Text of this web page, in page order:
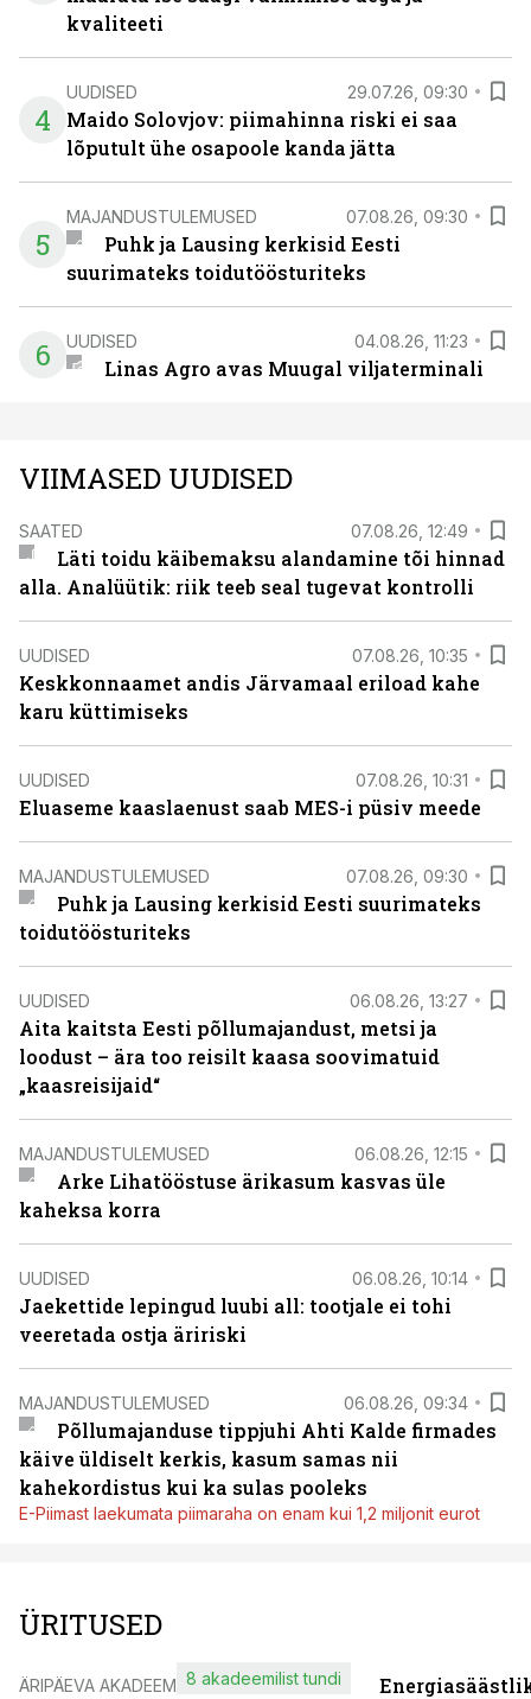
kvaliteeti
4
UUDISED 29.07.26, 09:30
Maido Solovjov: piimahinna riski ei saa
lõputult ühe osapoole kanda jätta
5
MAJANDUSTULEMUSED 07.08.26, 09:30
Puhk ja Lausing kerkisid Eesti
suurimateks toidutöösturiteks
6 UUDISED 04.08.26, 11:23
Linas Agro avas Muugal viljaterminali
VIIMASED UUDISED
SAATED 07.08.26, 12:49
Läti toidu käibemaksu alandamine tõi hinnad
alla. Analüütik: riik teeb seal tugevat kontrolli
UUDISED 07.08.26, 10:35
Keskkonnaamet andis Järvamaal eriload kahe
karu küttimiseks
UUDISED 07.08.26, 10:31
Eluaseme kaaslaenust saab MES-i püsiv meede
MAJANDUSTULEMUSED 07.08.26, 09:30
Puhk ja Lausing kerkisid Eesti suurimateks
toidutöösturiteks
UUDISED 06.08.26, 13:27
Aita kaitsta Eesti põllumajandust, metsi ja
loodust – ära too reisilt kaasa soovimatuid
„kaasreisijaid“
MAJANDUSTULEMUSED 06.08.26, 12:15
Arke Lihatööstuse ärikasum kasvas üle
kaheksa korra
UUDISED 06.08.26, 10:14
Jaekettide lepingud luubi all: tootjale ei tohi
veeretada ostja äririski
MAJANDUSTULEMUSED 06.08.26, 09:34
Põllumajanduse tippjuhi Ahti Kalde firmades
käive üldiselt kerkis, kasum samas nii
kahekordistus kui ka sulas pooleks
E-Piimast laekumata piimaraha on enam kui 1,2 miljonit eurot
ÜRITUSED
ÄRIPÄEVA AKADEEMIA8 akadeemilist tundi